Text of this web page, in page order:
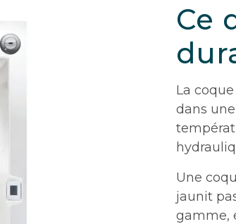
Ce
La
dans
Une
jaunit
gamme,